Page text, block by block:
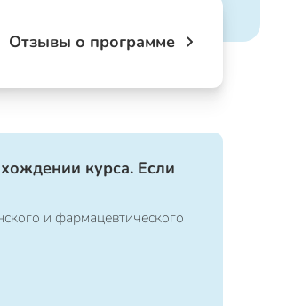
Отзывы о программе
курса. Если
и фармацевтического